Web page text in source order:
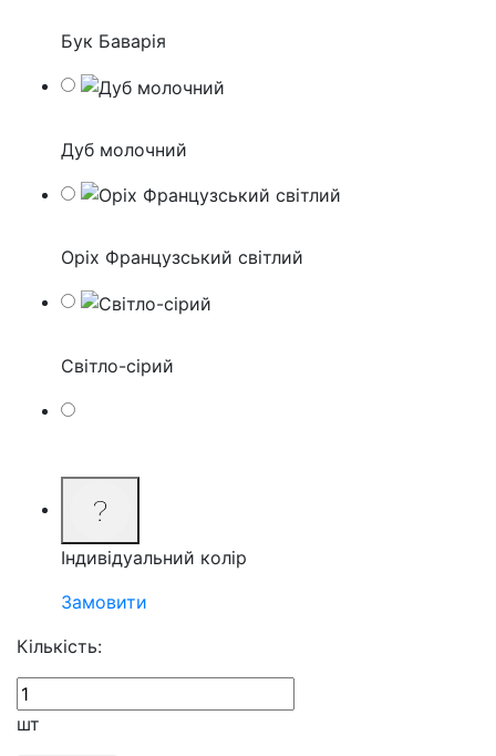
Бук Баварія
Дуб молочний
Оріх Французський світлий
Світло-сірий
Індивідуальний колір
Замовити
Кількість:
шт